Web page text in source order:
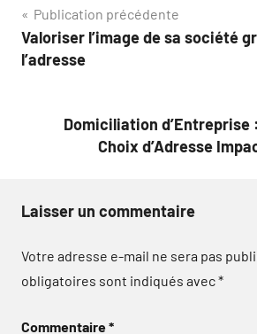
Navigation
de
Publication précédente
Valoriser l’image de sa société
l’adresse
Domiciliation d’Entreprise
Choix d’Adresse
Laisser un commentaire
Votre adresse e-mail ne sera pas
obligatoires sont indiqués avec*
Commentaire*